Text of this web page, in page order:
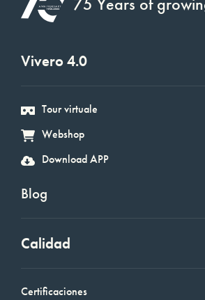
Vivero 4.0
Tour virtuale
Webshop
Download APP
Blog
Calidad
Certificaciones